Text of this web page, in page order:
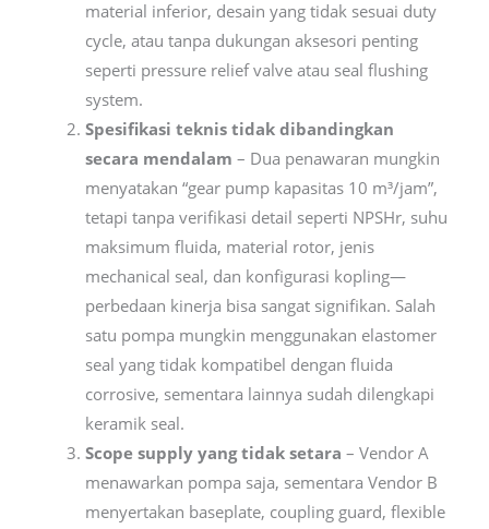
material inferior, desain yang tidak sesuai duty
cycle, atau tanpa dukungan aksesori penting
seperti pressure relief valve atau seal flushing
system.
Spesifikasi teknis tidak dibandingkan
secara mendalam – Dua penawaran mungkin
menyatakan “gear pump kapasitas 10 m³/jam”,
tetapi tanpa verifikasi detail seperti NPSHr, suhu
maksimum fluida, material rotor, jenis
mechanical seal, dan konfigurasi kopling—
perbedaan kinerja bisa sangat signifikan. Salah
satu pompa mungkin menggunakan elastomer
seal yang tidak kompatibel dengan fluida
corrosive, sementara lainnya sudah dilengkapi
keramik seal.
Scope supply yang tidak setara – Vendor A
menawarkan pompa saja, sementara Vendor B
menyertakan baseplate, coupling guard, flexible